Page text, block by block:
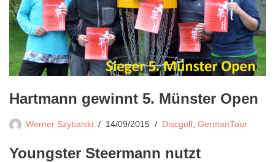
Hartmann gewinnt 5. Münster Open
Werner Szybalski 14/09/2015 Discgolf, GermanTour
Youngster Steermann nutzt